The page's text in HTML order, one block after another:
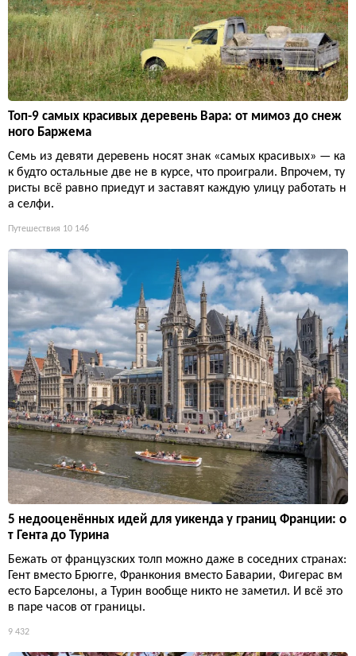
Топ-9 самых красивых деревень Вара: от мимоз до снеж
ного Баржема
Семь из девяти деревень носят знак «самых красивых» — ка
к будто остальные две не в курсе, что проиграли. Впрочем, ту
ристы всё равно приедут и заставят каждую улицу работать н
а селфи.
Путешествия 10 146
5 недооценённых идей для уикенда у границ Франции: о
т Гента до Турина
Бежать от французских толп можно даже в соседних странах:
Гент вместо Брюгге, Франкония вместо Баварии, Фигерас вм
есто Барселоны, а Турин вообще никто не заметил. И всё это
в паре часов от границы.
9 432